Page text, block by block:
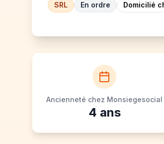
SRL En ordre Domicilié
Ancienneté chez Monsiegesocial
4 ans